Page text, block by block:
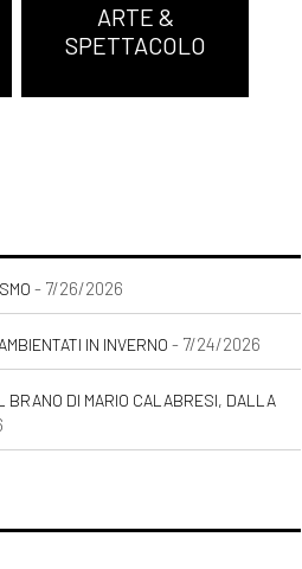
ARTE &
SPETTACOLO
- 7/26/2026
IN INVERNO - 7/24/2026
BRANO DI MARIO CALABRESI, DALLA